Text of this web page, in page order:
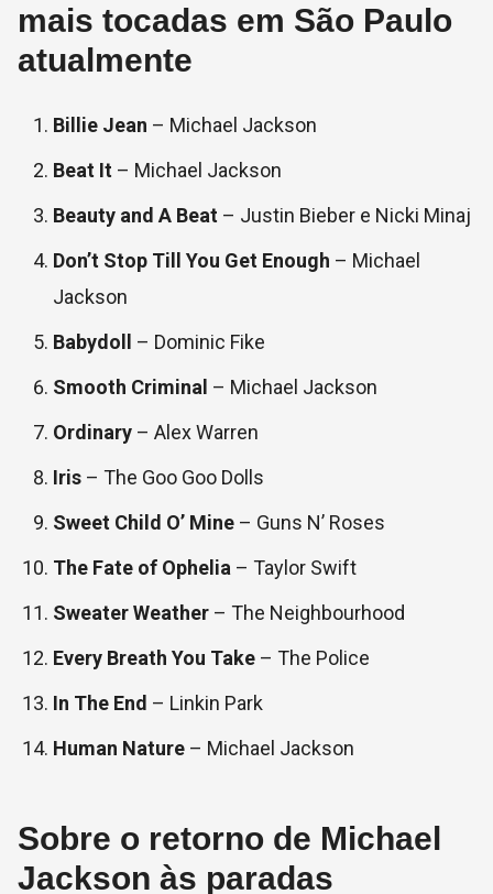
mais tocadas em São Paulo
atualmente
Billie Jean – Michael Jackson
Beat It – Michael Jackson
Beauty and A Beat – Justin Bieber e Nicki Minaj
Don’t Stop Till You Get Enough – Michael
Jackson
Babydoll
– Dominic Fike
Smooth Criminal – Michael Jackson
Ordinary – Alex Warren
Iris – The Goo Goo Dolls
Sweet Child O’ Mine – Guns N’ Roses
The Fate of Ophelia – Taylor Swift
Sweater Weather – The Neighbourhood
Every Breath You Take – The Police
In The End – Linkin Park
Human Nature – Michael Jackson
Sobre o retorno de Michael
Jackson às paradas